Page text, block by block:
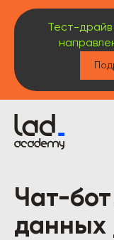
Тест-
Чат-
данных _